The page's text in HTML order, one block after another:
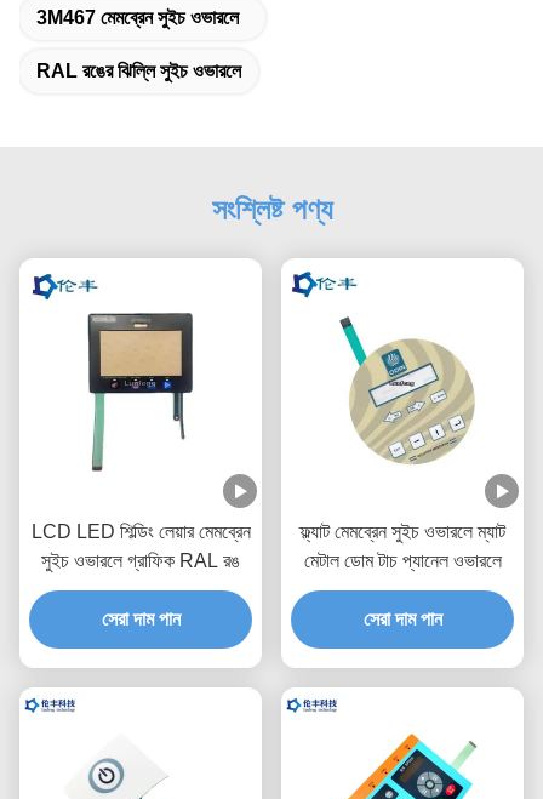
3M467 মেমব্রেন সুইচ ওভারলে
RAL রঙের ঝিল্লি সুইচ ওভারলে
সংশ্লিষ্ট পণ্য
LCD LED শিল্ডিং লেয়ার মেমব্রেন
সুইচ ওভারলে গ্রাফিক RAL রঙ
সেরা দাম পান
ফ্ল্যাট মেমব্রেন সুইচ ওভারলে ম্যাট
মেটাল ডোম টাচ প্যানেল ওভারলে
সেরা দাম পান